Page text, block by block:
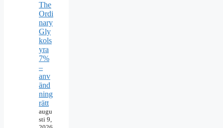
The
Ordi
nary
Gly
kols
yra
7%
–
anv
änd
ning
rätt
augu
sti 9,